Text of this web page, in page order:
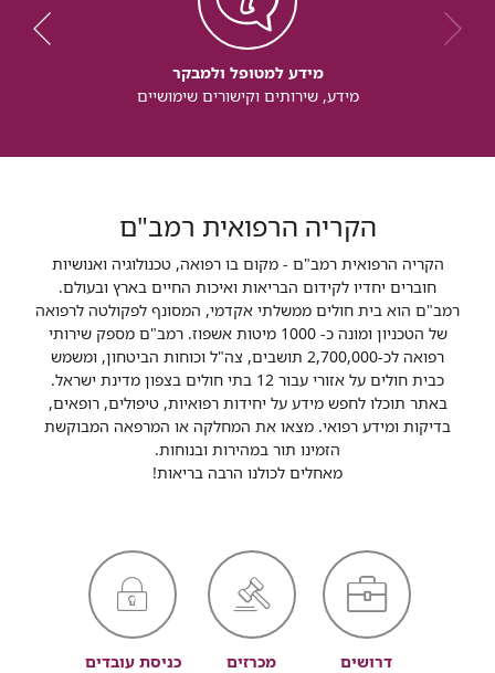
מידע למטופל ולמבקר
מידע, שירותים וקישורים שימושיים
הקריה הרפואית רמב"ם
הקריה הרפואית רמב"ם - מקום בו רפואה, טכנולוגיה ואנושיות
חוברים יחדיו לקידום הבריאות ואיכות החיים בארץ ובעולם.
רמב"ם הוא בית חולים ממשלתי אקדמי, המסונף לפקולטה לרפואה
של הטכניון ומונה כ- 1000 מיטות אשפוז. רמב"ם מספק שירותי
רפואה לכ-2,700,000 תושבים, צה"ל וכוחות הביטחון, ומשמש
כבית חולים על אזורי עבור 12 בתי חולים בצפון מדינת ישראל.
באתר תוכלו לחפש מידע על יחידות רפואיות, טיפולים, רופאים,
בדיקות ומידע רפואי. מצאו את המחלקה או המרפאה המבוקשת
הזמינו תור במהירות ובנוחות.
מאחלים לכולנו הרבה בריאות!
דרושים מכרזים כניסת עובדים